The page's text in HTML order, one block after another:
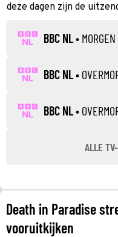
deze dagen zijn de
BBC NL• MORGEN
BBC NL•
BBC NL•
ALLE
Death in Paradise
vooruitkijken